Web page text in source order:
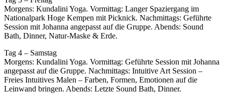
Morgens: Kundalini Yoga. Vormittag: Langer Spaziergang im
Nationalpark Hoge Kempen mit Picknick. Nachmittags: Geführte
Session mit Johanna angepasst auf die Gruppe. Abends: Sound
Bath, Dinner, Natur-Maske & Erde.
Tag 4 – Samstag
Morgens: Kundalini Yoga. Vormittag: Geführte Session mit Johanna
angepasst auf die Gruppe. Nachmittags: Intuitive Art Session –
Freies Intuitives Malen – Farben, Formen, Emotionen auf die
Leinwand bringen. Abends: Letzte Sound Bath, Dinner.